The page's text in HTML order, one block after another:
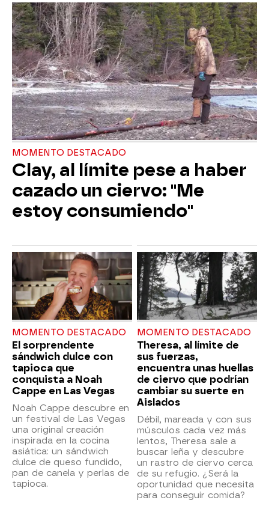
MOMENTO DESTACADO
Clay, al límite pese a haber
cazado un ciervo: "Me
estoy consumiendo"
MOMENTO DESTACADO
El sorprendente
sándwich dulce con
tapioca que
conquista a Noah
Cappe en Las Vegas
Noah Cappe descubre en
un festival de Las Vegas
una original creación
inspirada en la cocina
asiática: un sándwich
dulce de queso fundido,
pan de canela y perlas de
tapioca.
MOMENTO DESTACADO
Theresa, al límite de
sus fuerzas,
encuentra unas huellas
de ciervo que podrían
cambiar su suerte en
Aislados
Débil, mareada y con sus
músculos cada vez más
lentos, Theresa sale a
buscar leña y descubre
un rastro de ciervo cerca
de su refugio. ¿Será la
oportunidad que necesita
para conseguir comida?